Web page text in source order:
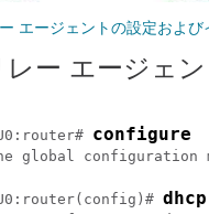
エージェントの設定および
レー エージェ
# configure
global configuration
(config)#